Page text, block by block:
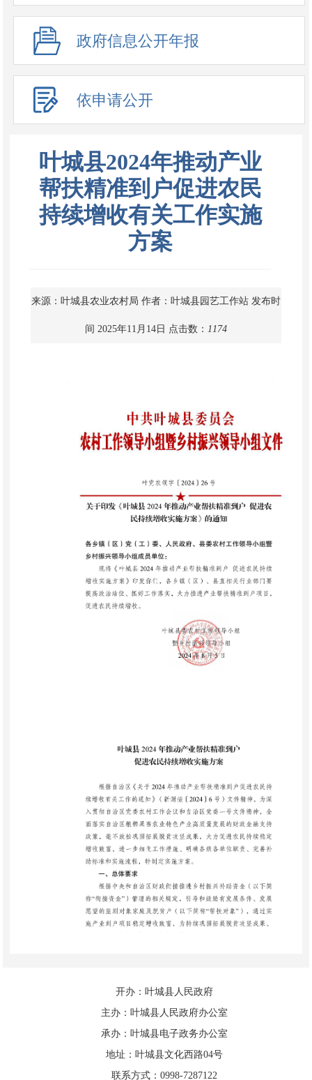
政府信息公开年报
依申请公开
叶城县2024年推动产业
帮扶精准到户促进农民
持续增收有关工作实施
方案
来源：叶城县农业农村局 作者：叶城县园艺工作站 发布时
间 2025年11月14日 点击数： 1174
开办：叶城县人民政府
主办：叶城县人民政府办公室
承办：叶城县电子政务办公室
地址：叶城县文化西路04号
联系方式：0998-7287122